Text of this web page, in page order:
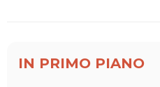
IN PRIMO PIANO